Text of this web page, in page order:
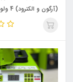
ایکسکورت مدل 300A_PRO اصلی